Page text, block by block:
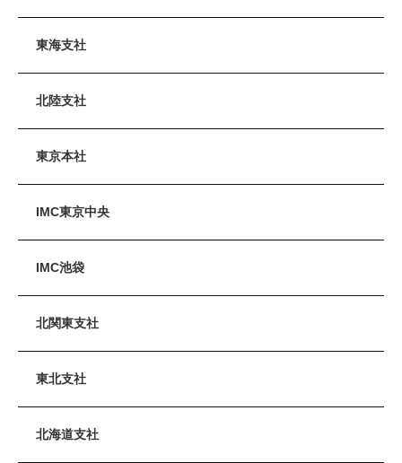
東海支社
北陸支社
東京本社
IMC東京中央
IMC池袋
北関東支社
東北支社
北海道支社